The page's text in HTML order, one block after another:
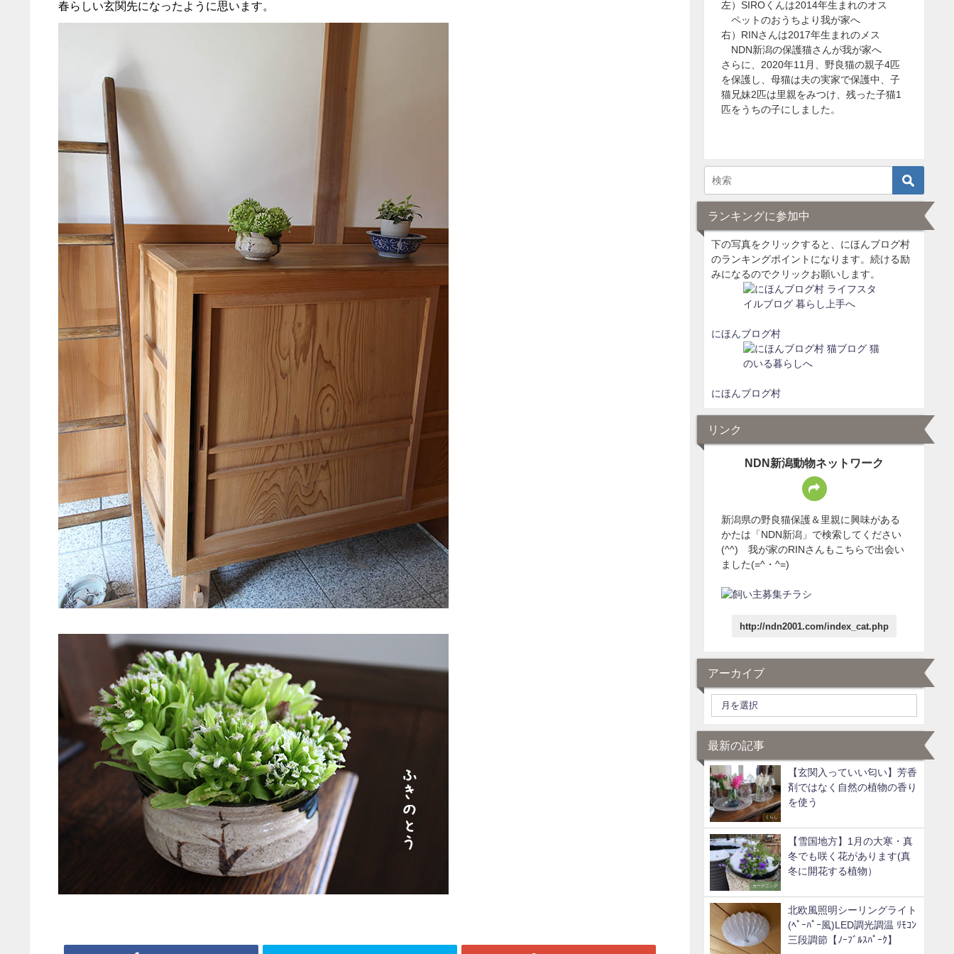
春らしい玄関先になったように思います。
左）SIROくんは2014年生まれのオス
ペットのおうちより我が家へ
右）RINさんは2017年生まれのメス
NDN新潟の保護猫さんが我が家へ
さらに、2020年11月、野良猫の親子4匹
を保護し、母猫は夫の実家で保護中、子
猫兄妹2匹は里親をみつけ、残った子猫1
匹をうちの子にしました。
ランキングに参加中
下の写真をクリックすると、にほんブログ村
のランキングポイントになります。続ける励
みになるのでクリックお願いします。
にほんブログ村
にほんブログ村
リンク
NDN新潟動物ネットワーク
新潟県の野良猫保護＆里親に興味がある
かたは「NDN新潟」で検索してください
(^^) 我が家のRINさんもこちらで出会い
ました(=^・^=)
http://ndn2001.com/index_cat.php
アーカイブ
最新の記事
くらし
【玄関入っていい匂い】芳香
剤ではなく自然の植物の香り
を使う
ガーデニング
【雪国地方】1月の大寒・真
冬でも咲く花があります(真
冬に開花する植物）
北欧風照明シーリングライト
(ﾍﾟｰﾊﾟｰ風)LED調光調温 ﾘﾓｺﾝ
三段調節【ﾉｰﾌﾞﾙｽﾊﾟｰｸ】